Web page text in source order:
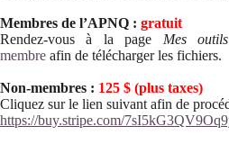
Membres de l’APNQ : gratuit
Rendez-vous à la page Mes
membre afin de télécharger les fichiers.
Non-membres : 125 $ (plus taxes)
Cliquez sur le lien suivant afin de
https://buy.stripe.com/